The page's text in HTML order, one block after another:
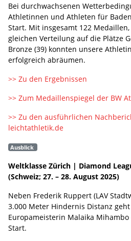
Bei durchwachsenen
Athletinnen und Athleten für
Start. Mit insgesamt 122
gleichen Verteilung auf die Plätze
Bronze (39) konnten unsere
erfolgreich abräumen.
>> Zu den Ergebnissen
>> Zum Medaillenspiegel der BW
>> Zu den ausführlichen
leichtathletik.de
Ausblick
Weltklasse Zürich | Diamond
(Schweiz; 27. – 28. August 2025)
Neben Frederik Ruppert (LAV
3.000 Meter Hindernis Distanz
Europameisterin Malaika Mihambo
Start.